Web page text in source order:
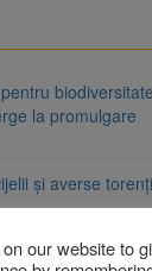
la promulgare
și averse
our website to